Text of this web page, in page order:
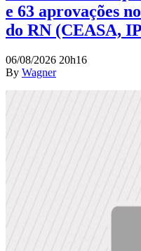
e 63 aprovações
do RN (CEASA,
06/08/2026 20h16
By Wagner